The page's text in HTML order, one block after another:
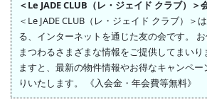
＜Le JADE CLUB（レ・ジェイド クラブ）＞
＜Le JADE CLUB（レ・ジェイド クラブ）＞
る、インターネットを通じた友の会です。
まつわるさまざまな情報をご提供してまいり
ますと、最新の物件情報やお得なキャンペ
りいたします。 《入会金・年会費等無料》